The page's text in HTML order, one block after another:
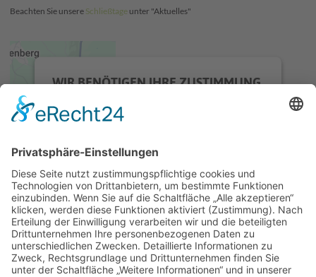
Beachten Sie unsere Schließtage unter "Aktuelles"
WIR BENÖTIGEN IHRE ZUSTIMMUNG,
Drittanbieters, um Karteninhalte
einzubetten. Dieser Service kann Daten zu
Ihren Aktivitäten sammeln. Bitte lesen Sie
die Details durch und stimmen Sie der
Nutzung des Service zu, um diese Karte
anzuzeigen.